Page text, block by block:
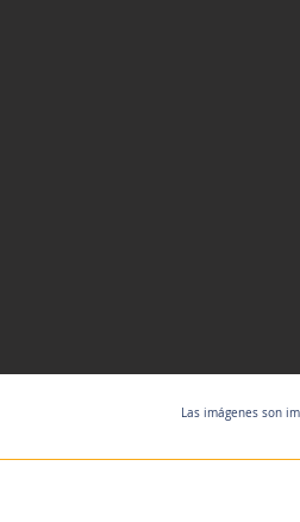
Las imágenes son